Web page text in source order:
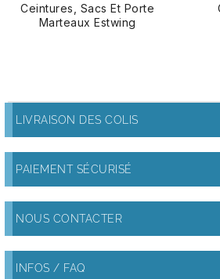
Ceintures, Sacs Et Porte
Marteaux Estwing
LIVRAISON DES COLIS
PAIEMENT SÉCURISÉ
NOUS CONTACTER
INFOS / FAQ